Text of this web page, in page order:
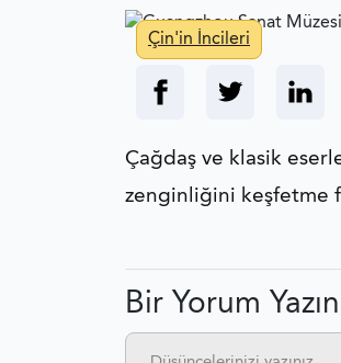
Çin'in İncileri
Çağdaş ve klasik
zenginliğini keşfetme
Bir Yorum Yazın